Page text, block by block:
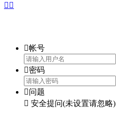
 
帐号
密码
问题
 安全提问(未设置请忽略)